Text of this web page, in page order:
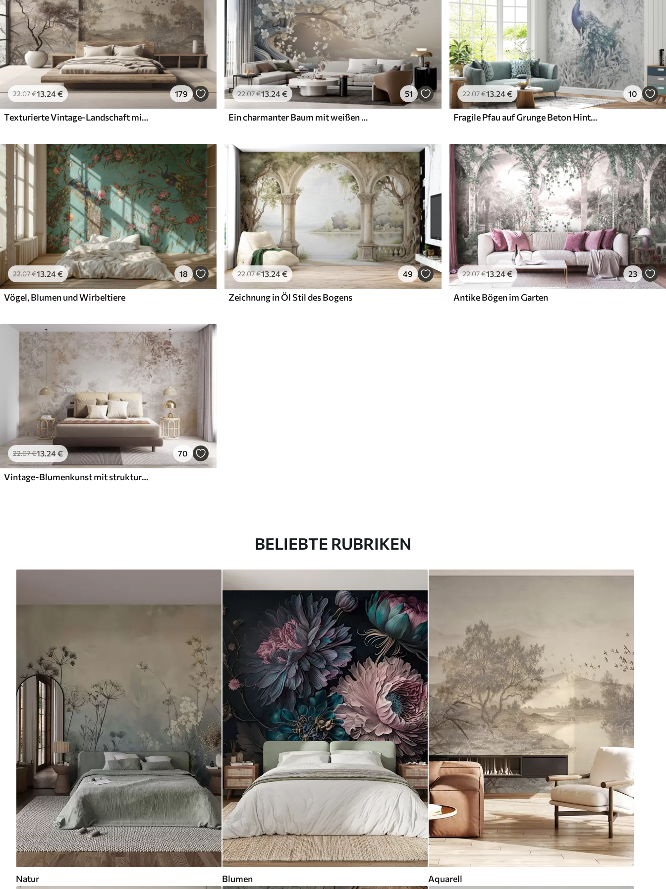
22.07€13.24€ 179
Texturierte Vintage-Landschaft mit einem Baum in der Nähe von Fluss und einem bewölkten Himmel, Natur Kunst in Sepia-Tönen
22.07€13.24€ 51
Ein charmanter Baum mit weißen Blüten vor dem Hintergrund der Wolken in einem interessanten Stil in zarten warmen Farben
22.07€13.24€ 10
Fragile Pfau auf Grunge Beton Hintergrund
22.07€13 .24€ 18
Vögel, Blumen und Wirbeltiere
22.07€13.24€ 49
Zeichnung in Öl Stil des Bogens
22.07€13.24€ 23
Antike Bögen im Garten
22.07€13.24€ 70
Vintage-Blumenkunst mit strukturierter Oberfläche, zarten Gartenblumen und Blattillustrationen im Zeichenstil, sanften Pastelltönen in Beige und Sepia
BELIEBTE RUBRIKEN
Natur Blumen Aquarell